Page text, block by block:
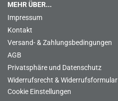
MEHR ÜBER...
Impressum
Kontakt
Versand- & Zahlungsbedingungen
AGB
Privatsphäre und Datenschutz
Widerrufsrecht & Widerrufsformular
Cookie Einstellungen